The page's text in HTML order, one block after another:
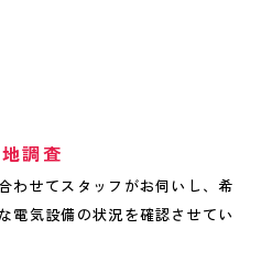
調査
わせてスタッフがお伺いし、希
電気設備の状況を確認させてい